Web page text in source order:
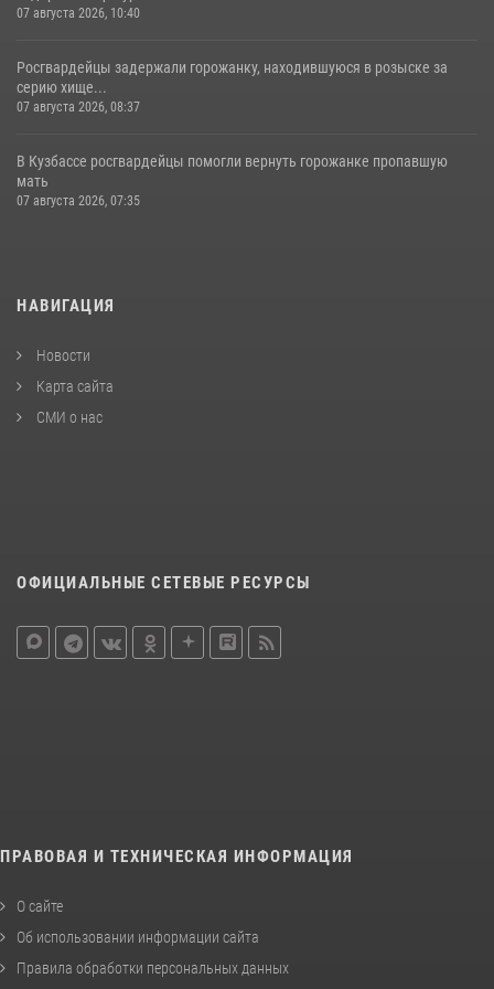
07 августа 2026, 10:40
Росгвардейцы задержали горожанку, находившуюся в розыске за
серию хище...
07 августа 2026, 08:37
В Кузбассе росгвардейцы помогли вернуть горожанке пропавшую
мать
07 августа 2026, 07:35
НАВИГАЦИЯ
Новости
Карта сайта
СМИ о нас
ОФИЦИАЛЬНЫЕ СЕТЕВЫЕ РЕСУРСЫ
ПРАВОВАЯ И ТЕХНИЧЕСКАЯ ИНФОРМАЦИЯ
О сайте
Об использовании информации сайта
Правила обработки персональных данных